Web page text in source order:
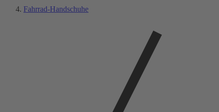
Fahrrad-Handschuhe